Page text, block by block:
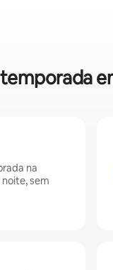
na
sem